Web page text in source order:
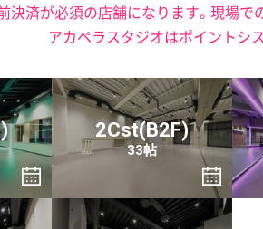
決済が必須の店舗になります。現場
アカペラスタジオはポイントシ
2Cst(B2F)
33帖